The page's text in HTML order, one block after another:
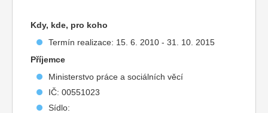
Kdy, kde, pro koho
Termín realizace: 15. 6. 2010 - 31. 10. 2015
Příjemce
Ministerstvo práce a sociálních věcí
IČ: 00551023
Sídlo: